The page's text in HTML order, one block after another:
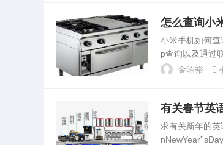
怎么查询小
小米手机如何
p查询以及通过
官网，找到服务
金昭裕
有关春节英
求有关新年的